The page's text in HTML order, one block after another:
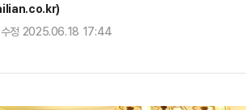
정 2025.06.18 17:44